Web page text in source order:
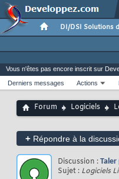
DI/DSI Solutions
Vous n'êtes pas encore inscrit sur
Derniers messages
Actions
Forum Logiciels
+ Répondre à la
Discussion :
Sujet : Logiciels